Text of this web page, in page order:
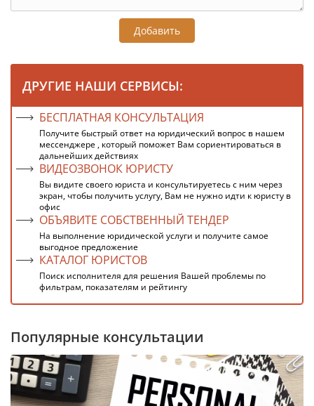
Добавить
ДРУГИЕ НАШИ СЕРВИСЫ:
БЕСПЛАТНАЯ КОНСУЛЬТАЦИЯ
Получите быстрый ответ на юридический вопрос в нашем
мессенджере , который поможет Вам сориентироваться в
дальнейших действиях
ВИДЕОЗВОНОК ЮРИСТУ
Вы видите своего юриста и консультируетесь с ним через
экран, чтобы получить услугу, Вам не нужно идти к юристу в
офис
ОБЪЯВИТЕ СОБСТВЕННЫЙ ТЕНДЕР
На выполнение юридической услуги и получите самое
выгодное предложение
КАТАЛОГ ЮРИСТОВ
Поиск исполнителя для решения Вашей проблемы по
фильтрам, показателям и рейтингу
Популярные консультации